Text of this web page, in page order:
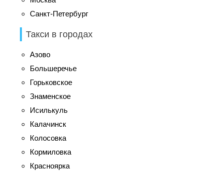
Санкт-Петербург
Такси в городах
Азово
Большеречье
Горьковское
Знаменское
Исилькуль
Калачинск
Колосовка
Кормиловка
Красноярка